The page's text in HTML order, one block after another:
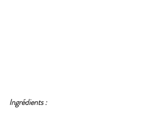
Ingrédients :